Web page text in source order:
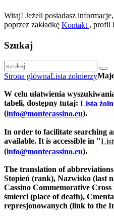
Witaj! Jeżeli posiadasz
poprzez zakładkę Kontakt , profil
Szukaj
Strona głównaLista żołnierzy
W celu ułatwienia
tabeli, dostępny tutaj: Lista
(info@montecassino.eu).
In order to facilitate searching
available. It is accessible in "
(info@montecassino.eu).
The translation of
Stopień (rank), Nazwisko (last
Cassino Commemorative
śmierci (place of death),
represjonowanych (link to the